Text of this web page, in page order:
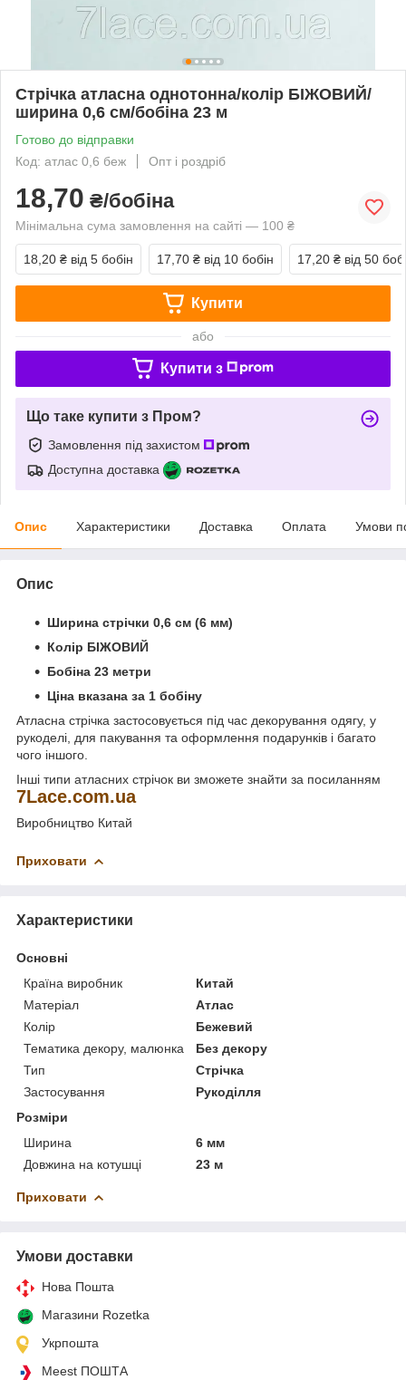
Стрічка атласна однотонна/колір БІЖОВИЙ/
ширина 0,6 см/бобіна 23 м
Готово до відправки
Код: атлас 0,6 беж
Опт і роздріб
18,70 ₴/бобіна
Мінімальна сума замовлення на сайті — 100 ₴
18,20 ₴ від 5 бобін 17,70 ₴ від 10 бобін 17,20 ₴ від 50
Купити
або
Купити з
Що таке купити з Пром?
Замовлення під захистом
Доступна доставка
Опис Характеристики Доставка Оплата Умови
Опис
Ширина стрічки 0,6 см (6 мм)
Колір БІЖОВИЙ
Бобіна 23 метри
Ціна вказана за 1 бобіну
Атласна стрічка застосовується під час декорування одягу, у
рукоделі, для пакування та оформлення подарунків і багато
чого іншого.
Інші типи атласних стрічок ви зможете знайти за посиланням
7Lace.com.ua
Виробництво Китай
Приховати
Характеристики
Основні
Країна виробник
Китай
Матеріал
Атлас
Колір
Бежевий
Тематика декору, малюнка
Без декору
Тип
Стрічка
Застосування
Рукоділля
Розміри
Ширина
6 мм
Довжина на котушці
23 м
Приховати
Умови доставки
Нова Пошта
Магазини Rozetka
Укрпошта
Meest ПОШТА